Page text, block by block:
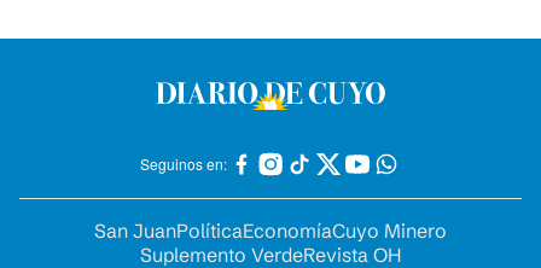
Seguinos en:
San JuanPolíticaEconomíaCuyo Minero
Suplemento VerdeRevista OH